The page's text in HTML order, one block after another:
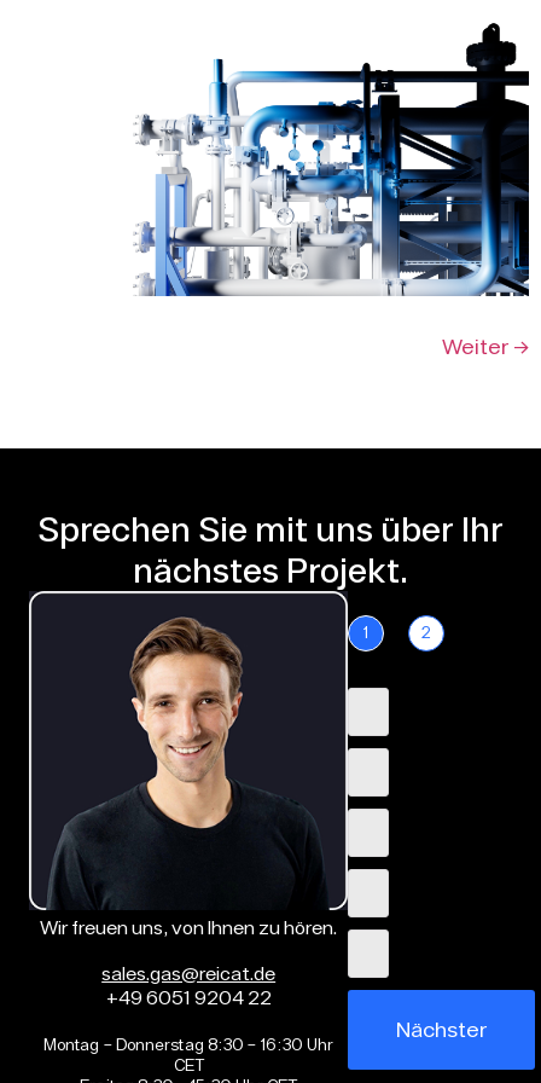
Weiter →
Sprechen Sie mit uns über Ihr
nächstes Projekt.
Wir freuen uns, von Ihnen zu hören.
sales.gas@reicat.de
+49 6051 9204 22
Montag – Donnerstag 8:30 – 16:30 Uhr
CET
1 2
Nächster